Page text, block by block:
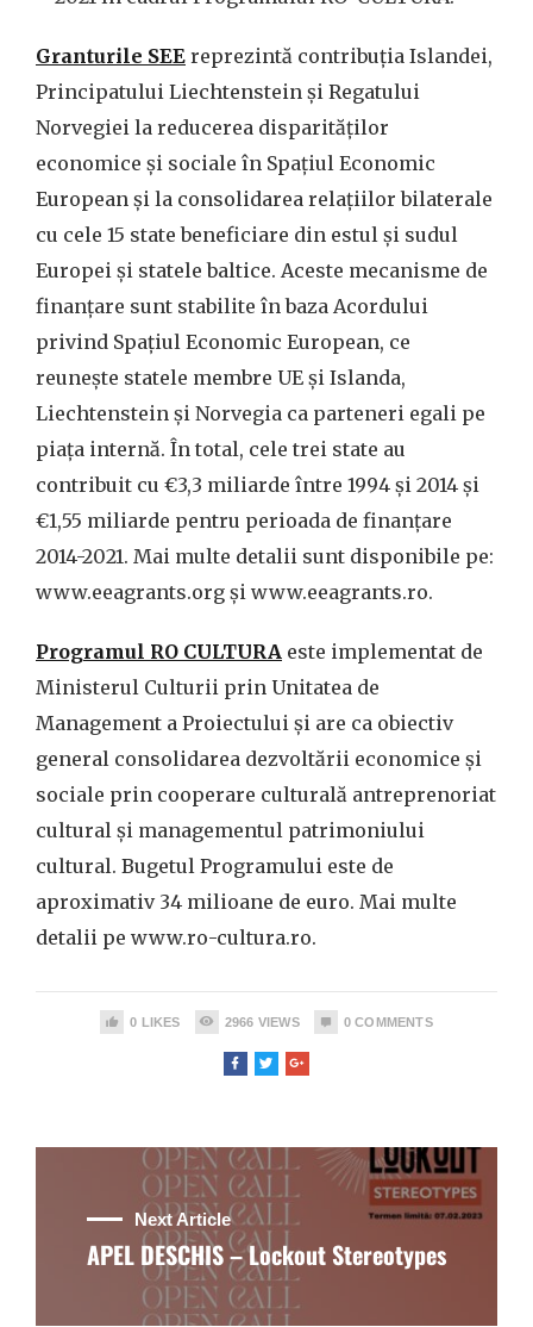
Granturile SEE reprezintă contribuția Islandei,
Principatului Liechtenstein și Regatului
Norvegiei la reducerea disparităților
economice și sociale în Spațiul Economic
European și la consolidarea relațiilor bilaterale
cu cele 15 state beneficiare din estul și sudul
Europei și statele baltice. Aceste mecanisme de
finanțare sunt stabilite în baza Acordului
privind Spațiul Economic European, ce
reunește statele membre UE și Islanda,
Liechtenstein și Norvegia ca parteneri egali pe
piața internă. În total, cele trei state au
contribuit cu €3,3 miliarde între 1994 și 2014 și
€1,55 miliarde pentru perioada de finanțare
2014-2021. Mai multe detalii sunt disponibile pe:
www.eeagrants.org și www.eeagrants.ro.
Programul RO CULTURA este implementat de
Ministerul Culturii prin Unitatea de
Management a Proiectului și are ca obiectiv
general consolidarea dezvoltării economice și
sociale prin cooperare culturală antreprenoriat
cultural și managementul patrimoniului
cultural. Bugetul Programului este de
aproximativ 34 milioane de euro. Mai multe
detalii pe www.ro-cultura.ro.
0 LIKES 2966 VIEWS 0COMMENTS
Next Article
APEL DESCHIS – Lockout Stereotypes